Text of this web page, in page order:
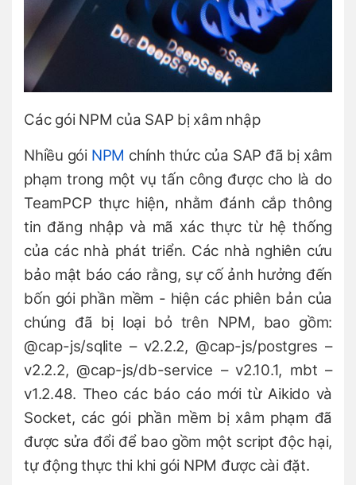
Các gói NPM của SAP bị xâm nhập
Nhiều gói NPM chính thức của SAP đã bị xâm
phạm trong một vụ tấn công được cho là do
TeamPCP thực hiện, nhằm đánh cắp thông
tin đăng nhập và mã xác thực từ hệ thống
của các nhà phát triển. Các nhà nghiên cứu
bảo mật báo cáo rằng, sự cố ảnh hưởng đến
bốn gói phần mềm - hiện các phiên bản của
chúng đã bị loại bỏ trên NPM, bao gồm:
@cap-js/sqlite – v2.2.2, @cap-js/postgres –
v2.2.2, @cap-js/db-service – v2.10.1, mbt –
v1.2.48. Theo các báo cáo mới từ Aikido và
Socket, các gói phần mềm bị xâm phạm đã
được sửa đổi để bao gồm một script độc hại,
tự động thực thi khi gói NPM được cài đặt.